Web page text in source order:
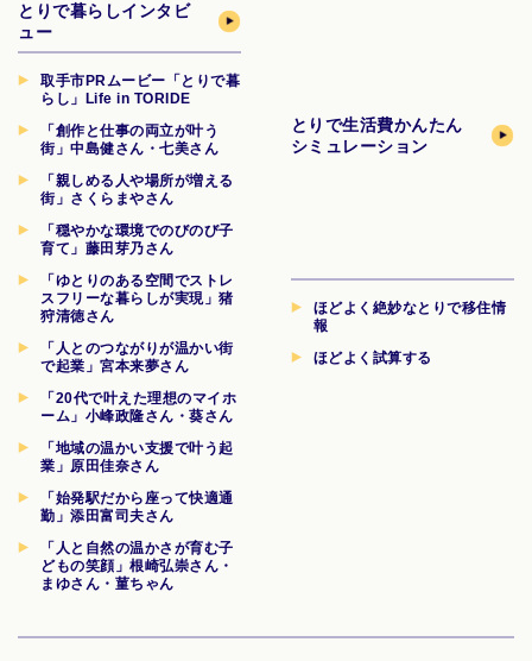
とりで暮らしインタビ
ュー
取手市PRムービー「とりで暮
らし」Life in TORIDE
「創作と仕事の両立が叶う
街」中島健さん・七美さん
「親しめる人や場所が増える
街」さくらまやさん
「穏やかな環境でのびのび子
育て」藤田芽乃さん
「ゆとりのある空間でストレ
スフリーな暮らしが実現」猪
狩清徳さん
「人とのつながりが温かい街
で起業」宮本来夢さん
「20代で叶えた理想のマイホ
ーム」小峰政隆さん・葵さん
「地域の温かい支援で叶う起
業」原田佳奈さん
「始発駅だから座って快適通
勤」添田富司夫さん
「人と自然の温かさが育む子
どもの笑顔」根崎弘崇さん・
まゆさん・菫ちゃん
とりで生活費かんたん
シミュレーション
ほどよく絶妙なとりで移住情
報
ほどよく試算する